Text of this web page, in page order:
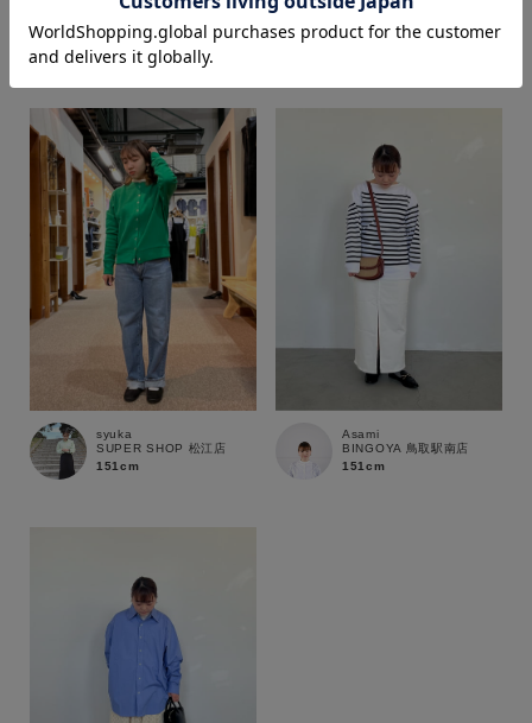
価格
商品タイプ
通常商品 予約商品
セール価格
在庫あり 在庫なし含む
BINGOYA 鳥取駅南店
151cm
Asami
BINGOYA 鳥取駅南店
syuka
SUPER SHOP 松江店
151cm
Asami
BINGOYA 鳥取駅南店
151cm